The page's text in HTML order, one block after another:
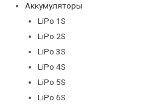
Аккумуляторы
LiPo 1S
LiPo 2S
LiPo 3S
LiPo 4S
LiPo 5S
LiPo 6S